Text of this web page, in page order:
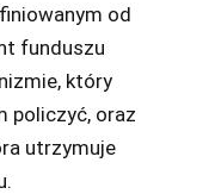
od
funduszu
który
policzyć, oraz
utrzymuje